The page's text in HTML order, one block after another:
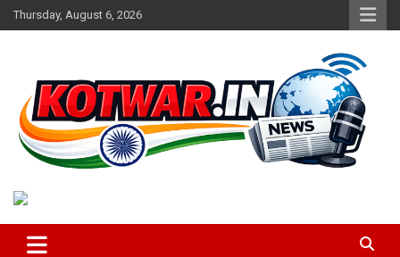
Skip
to
Thursday, August 6, 2026
kotwar.in